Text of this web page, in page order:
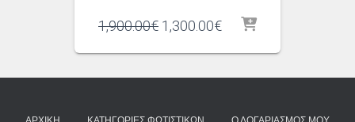
1,900.00€ Original
was:
1,900.00€.
1,300.00€Η
τιμή
είναι: